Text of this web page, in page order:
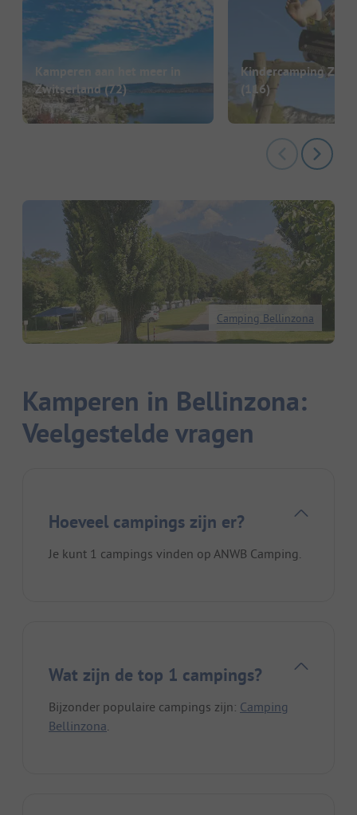
Kamperen aan het meer in
Zwitserland(72)
Kindercamping
(116)
Camping Bellinzona
Kamperen in Bellinzona:
Veelgestelde vragen
Hoeveel campings zijn er?
Je kunt 1 campings vinden op ANWB Camping.
Wat zijn de top 1 campings?
Bijzonder populaire campings zijn: Camping
Bellinzona